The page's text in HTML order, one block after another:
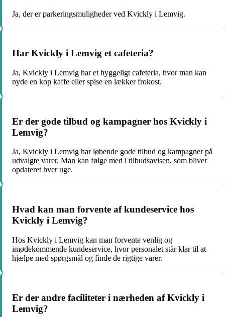
Ja, der er parkeringsmuligheder ved Kvickly i Lemvig.
Har Kvickly i Lemvig et cafeteria?
Ja, Kvickly i Lemvig har et hyggeligt cafeteria, hvor man kan
nyde en kop kaffe eller spise en lækker frokost.
Er der gode tilbud og kampagner hos Kvickly i
Lemvig?
Ja, Kvickly i Lemvig har løbende gode tilbud og kampagner på
udvalgte varer. Man kan følge med i tilbudsavisen, som bliver
opdateret hver uge.
Hvad kan man forvente af kundeservice hos
Kvickly i Lemvig?
Hos Kvickly i Lemvig kan man forvente venlig og
imødekommende kundeservice, hvor personalet står klar til at
hjælpe med spørgsmål og finde de rigtige varer.
Er der andre faciliteter i nærheden af Kvickly i
Lemvig?